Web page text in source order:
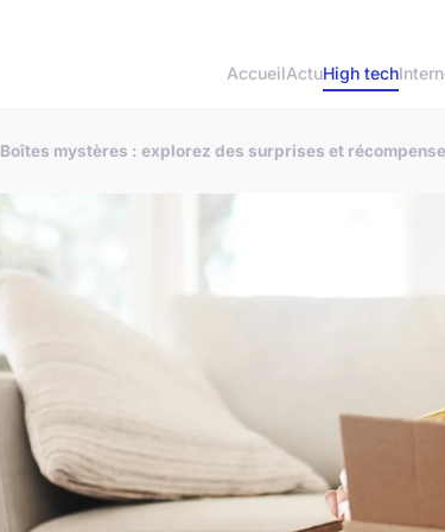
AccueilActuHigh tech
Boîtes mystères : explorez des surprises et